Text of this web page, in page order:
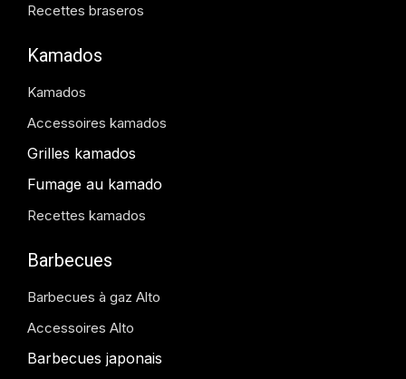
Recettes braseros
Kamados
Kamados
Accessoires kamados
Grilles kamados
Fumage au kamado
Recettes kamados
Barbecues
Barbecues à gaz Alto
Accessoires Alto
Barbecues japonais